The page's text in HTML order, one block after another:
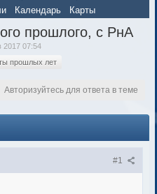
Календарь Карты
прошлого, с РнА
2017 07:54
прошлых лет
Авторизуйтесь для ответа в теме
#1